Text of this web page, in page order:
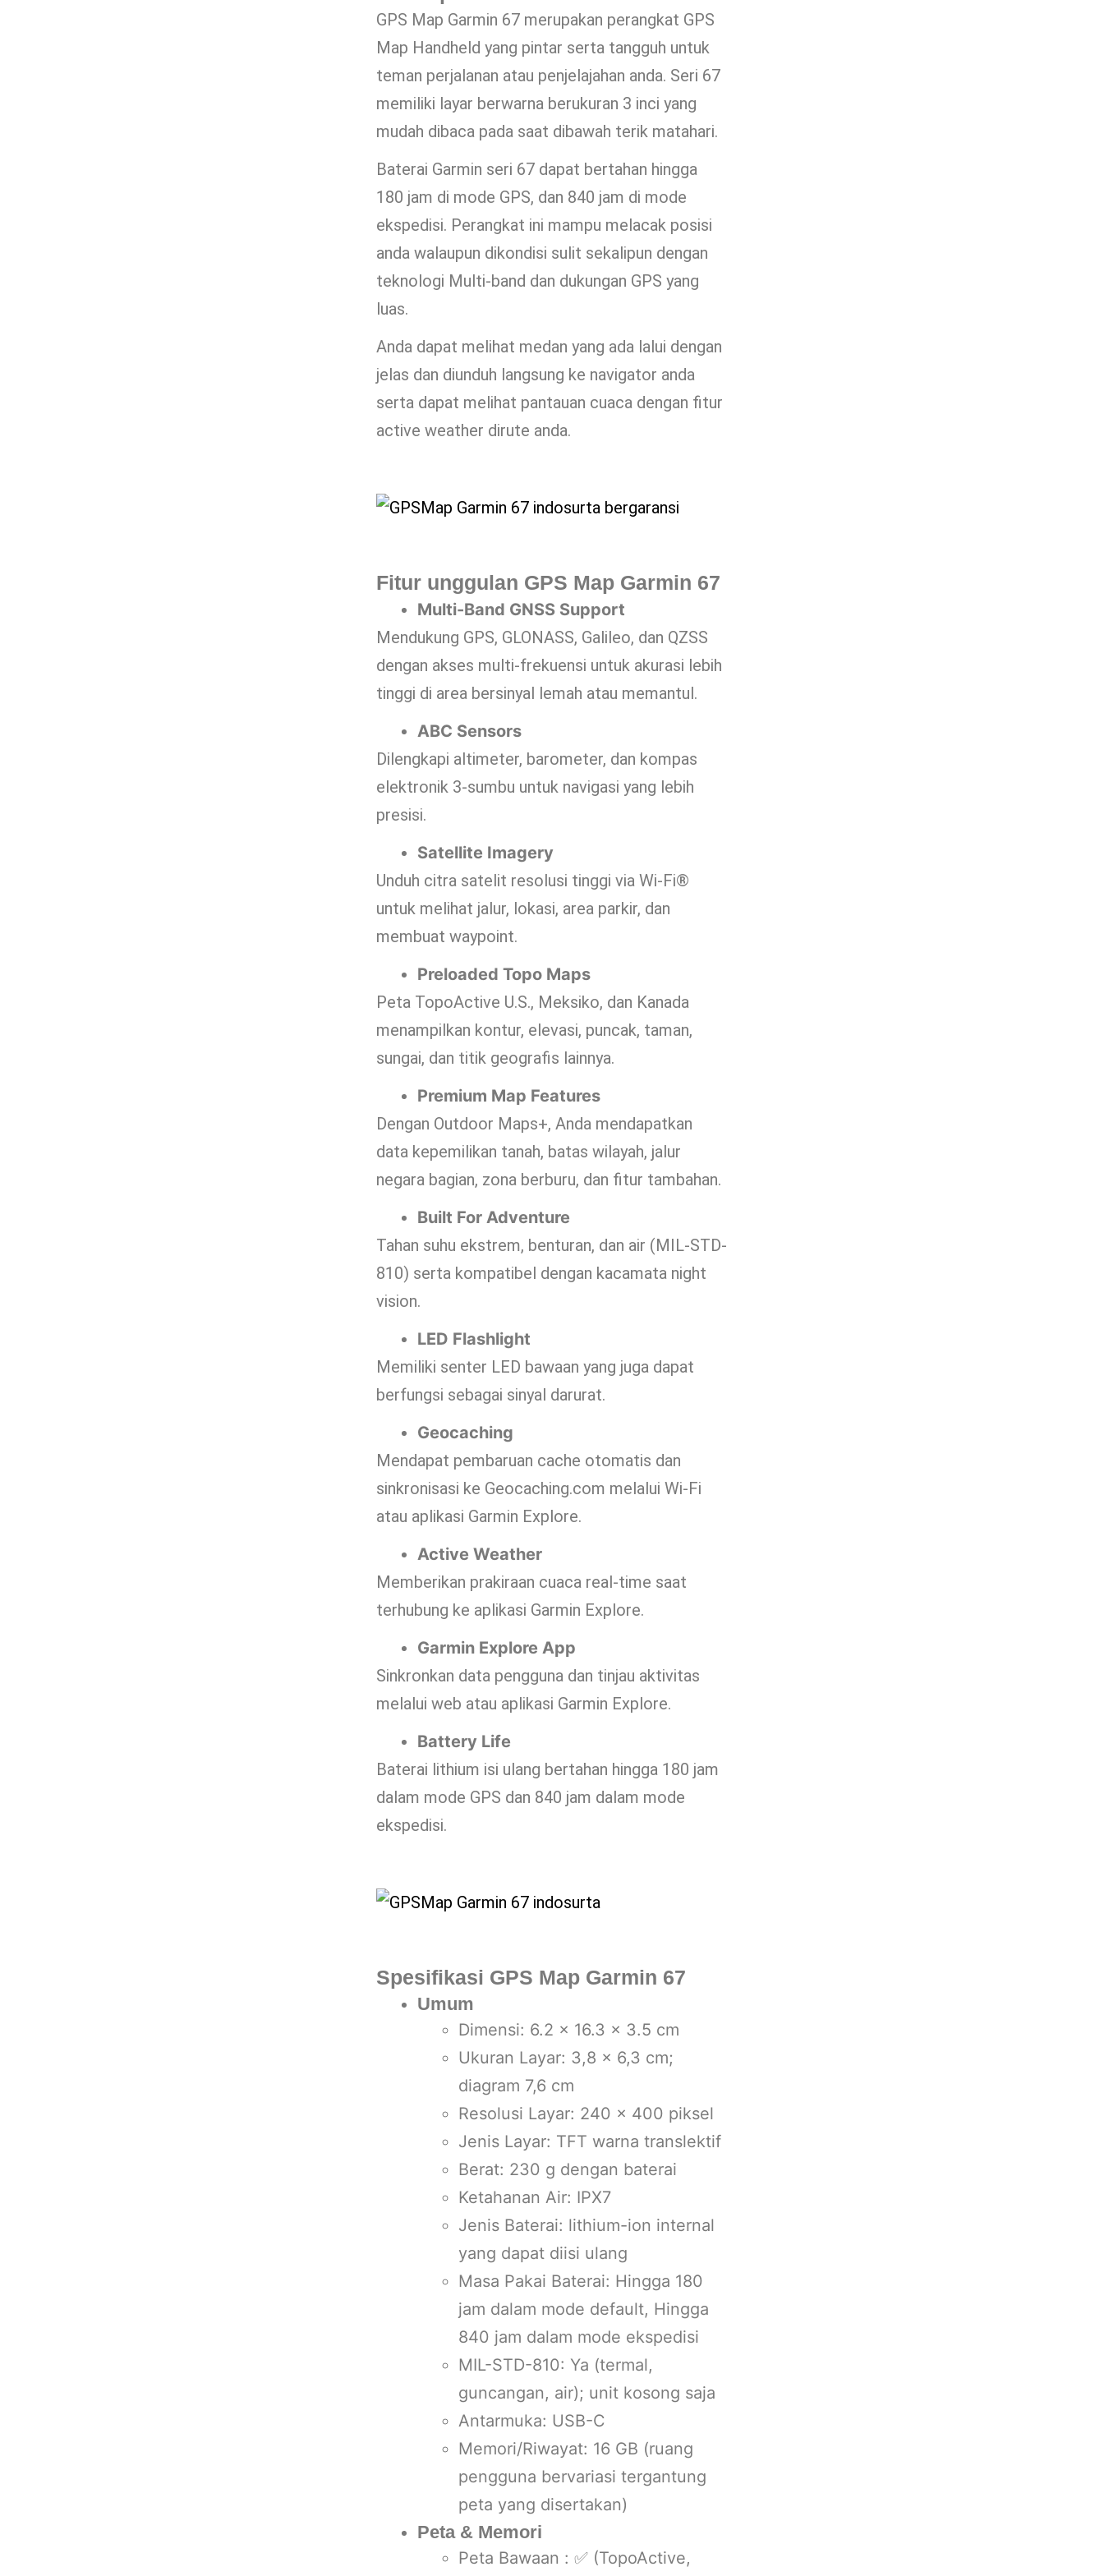
GPS Map Garmin 67 merupakan perangkat GPS
Map Handheld yang pintar serta tangguh untuk
teman perjalanan atau penjelajahan anda. Seri 67
memiliki layar berwarna berukuran 3 inci yang
mudah dibaca pada saat dibawah terik matahari.
Baterai Garmin seri 67 dapat bertahan hingga
180 jam di mode GPS, dan 840 jam di mode
ekspedisi. Perangkat ini mampu melacak posisi
anda walaupun dikondisi sulit sekalipun dengan
teknologi Multi-band dan dukungan GPS yang
luas.
Anda dapat melihat medan yang ada lalui dengan
jelas dan diunduh langsung ke navigator anda
serta dapat melihat pantauan cuaca dengan fitur
active weather dirute anda.
Fitur unggulan GPS Map Garmin 67
Multi-Band GNSS Support
Mendukung GPS, GLONASS, Galileo, dan QZSS
dengan akses multi-frekuensi untuk akurasi lebih
tinggi di area bersinyal lemah atau memantul.
ABC Sensors
Dilengkapi altimeter, barometer, dan kompas
elektronik 3-sumbu untuk navigasi yang lebih
presisi.
Satellite Imagery
Unduh citra satelit resolusi tinggi via Wi-Fi®
untuk melihat jalur, lokasi, area parkir, dan
membuat waypoint.
Preloaded Topo Maps
Peta TopoActive U.S., Meksiko, dan Kanada
menampilkan kontur, elevasi, puncak, taman,
sungai, dan titik geografis lainnya.
Premium Map Features
Dengan Outdoor Maps+, Anda mendapatkan
data kepemilikan tanah, batas wilayah, jalur
negara bagian, zona berburu, dan fitur tambahan.
Built For Adventure
Tahan suhu ekstrem, benturan, dan air (MIL-STD-
810) serta kompatibel dengan kacamata night
vision.
LED Flashlight
Memiliki senter LED bawaan yang juga dapat
berfungsi sebagai sinyal darurat.
Geocaching
Mendapat pembaruan cache otomatis dan
sinkronisasi ke Geocaching.com melalui Wi-Fi
atau aplikasi Garmin Explore.
Active Weather
Memberikan prakiraan cuaca real-time saat
terhubung ke aplikasi Garmin Explore.
Garmin Explore App
Sinkronkan data pengguna dan tinjau aktivitas
melalui web atau aplikasi Garmin Explore.
Battery Life
Baterai lithium isi ulang bertahan hingga 180 jam
dalam mode GPS dan 840 jam dalam mode
ekspedisi.
Spesifikasi GPS Map Garmin 67
Umum
Dimensi: 6.2 x 16.3 x 3.5 cm
Ukuran Layar: 3,8 x 6,3 cm;
diagram 7,6 cm
Resolusi Layar: 240 x 400 piksel
Jenis Layar: TFT warna translektif
Berat: 230 g dengan baterai
Ketahanan Air: IPX7
Jenis Baterai: lithium-ion internal
yang dapat diisi ulang
Masa Pakai Baterai: Hingga 180
jam dalam mode default, Hingga
840 jam dalam mode ekspedisi
MIL-STD-810: Ya (termal,
guncangan, air); unit kosong saja
Antarmuka: USB-C
Memori/Riwayat: 16 GB (ruang
pengguna bervariasi tergantung
peta yang disertakan)
Peta & Memori
Peta Bawaan : ✅ (TopoActive,